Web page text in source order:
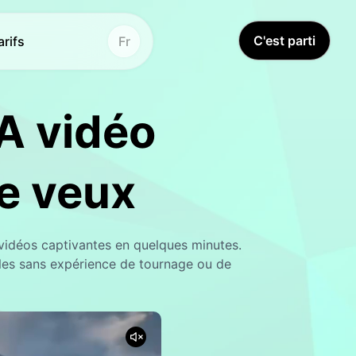
Fr
de vidéo AI
de filigrane
Hot
C'est parti
vidéo
veux
captivantes en quelques minutes.
sans expérience de tournage ou de